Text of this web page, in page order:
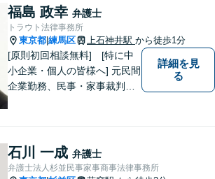
限の努力を尽くしていきま
す。【司法書士資格あり】
【宅建士資格あり】【法テラ
ス利用可能】
福島 政幸 弁護士
トラウト法律事務所
東京都 練馬区 上石神井駅 から徒歩1分
[原則初回相談無料] [特に中
小企業・個人の皆様へ] 元民間
企業勤務、民事・家事裁判官
として、オールラウンドに対
応します。
詳細を見
る
石川 一成 弁護士
弁護士法人杉並民事家事商事法律事務所